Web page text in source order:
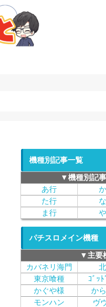
機種別記事一覧
▼機種別記
あ行
た行
ま行
パチスロメイン機種
▼主要
カバネリ海門
東京喰種
ｺﾞｯ
かぐや様
か
モンハン
ヴ